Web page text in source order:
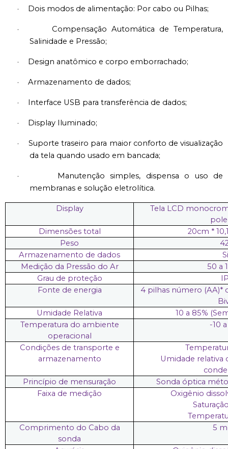
· Dois modos de alimentação: Por cabo ou Pilhas;
·
Compensação Automática de Temperatura,
Salinidade e Pressão;
· Design anatômico e corpo emborrachado;
· Armazenamento de dados;
· Interface USB para transferência de dados;
· Display Iluminado;
·
Suporte traseiro para maior conforto de visualização
da tela quando usado em bancada;
·
Manutenção simples, dispensa o uso de
membranas e solução eletrolítica.
Display
Tela LCD
Dimensões total
20cm *
Peso
Armazenamento de dados
Medição da Pressão do Ar
50 a
Grau de proteção
Fonte de energia
4 pilhas número (AA)*
Umidade Relativa
10 a 85%
Temperatura do ambiente
operacional
-10
Condições de transporte e
armazenamento
Umidade relativa
Princípio de mensuração
Sonda óptica
Faixa de medição
Oxigênio
Comprimento do Cabo da
sonda
5